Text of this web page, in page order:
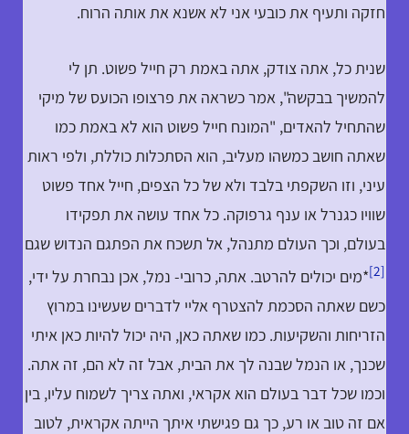
חזקה ותעיף את כובעי אני לא אשנא את אותה הרוח.
שנית כל, אתה צודק, אתה באמת רק חייל פשוט. תן לי
להמשיך בבקשה", אמר כשראה את פרצופו הכועס של מיקי
שהתחיל להאדים, "המונח חייל פשוט הוא לא באמת כמו
שאתה חושב כמשהו מעליב, הוא הסתכלות כוללת, ולפי ראות
עיני, וזו השקפתי בלבד ולא של כל הצפים, חייל אחד פשוט
שוויו כגנרל או ענף גרפוקה. כל אחד עושה את תפקידו
בעולם, וכך העולם מתנהל, אל תשכח את הפתגם הנדוש שגם
[2]
*מים יכולים להרטב. אתה, כרובי- נמל, אכן נבחרת על ידי,
כשם שאתה הסכמת להצטרף אליי לדברים שעשינו במרוץ
הזריחות והשקיעות. כמו שאתה כאן, היה יכול להיות כאן איתי
שכנך, או הנמל שבנה לך את הבית, אבל זה לא הם, זה אתה.
וכמו שכל דבר בעולם הוא אקראי, ואתה צריך לשמוח עליו, בין
אם זה טוב או רע, כך גם פגישתי איתך הייתה אקראית, לטוב